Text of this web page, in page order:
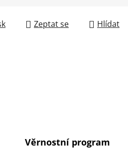
Zeptat se Hlídat
Věrnostní program